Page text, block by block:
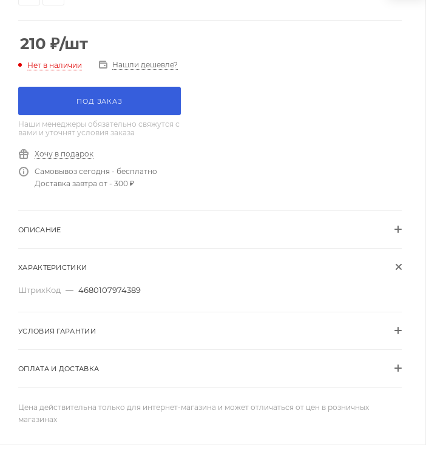
210 ₽/шт
Нет в наличии Нашли дешевле?
ПОД ЗАКАЗ
Наши менеджеры обязательно свяжутся с
вами и уточнят условия заказа
Хочу в подарок
Самовывоз сегодня - бесплатно
Доставка завтра от - 300 ₽
ОПИСАНИЕ
ХАРАКТЕРИСТИКИ
ШтрихКод — 4680107974389
УСЛОВИЯ ГАРАНТИИ
ОПЛАТА И ДОСТАВКА
Цена действительна только для интернет-магазина и может отличаться от цен в розничных
магазинах